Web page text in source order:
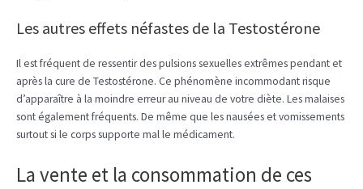
Les autres effets néfastes de la Testostérone
Il est fréquent de ressentir des pulsions sexuelles extrêmes pendant et
après la cure de Testostérone. Ce phénomène incommodant risque
d’apparaître à la moindre erreur au niveau de votre diète. Les malaises
sont également fréquents. De même que les nausées et vomissements
surtout si le corps supporte mal le médicament.
La vente et la consommation de ces